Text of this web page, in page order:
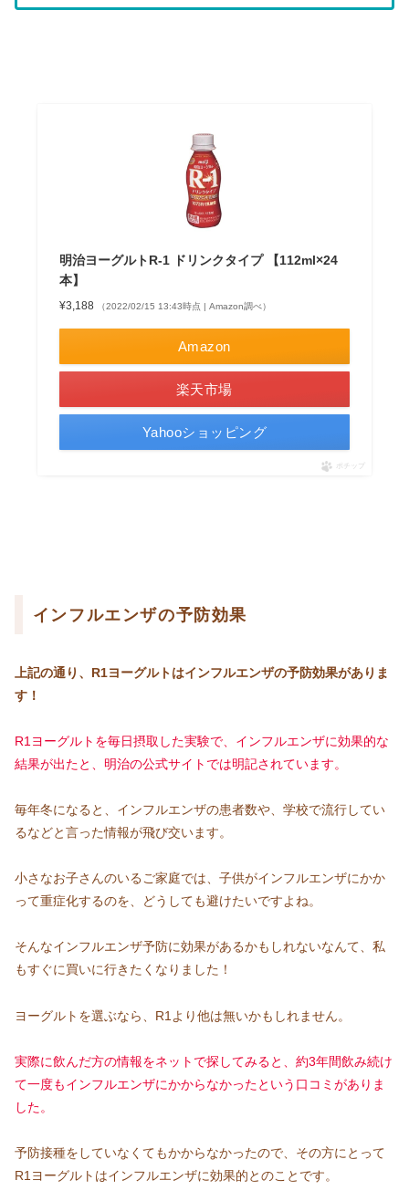
明治ヨーグルトR-1 ドリンクタイプ 【112ml×24
本】
¥3,188 （2022/02/15 13:43時点 | Amazon調べ）
Amazon
楽天市場
Yahooショッピング
ポチップ
インフルエンザの予防効果
上記の通り、R1ヨーグルトはインフルエンザの予防効果がありま
す！
R1ヨーグルトを毎日摂取した実験で、インフルエンザに効果的な
結果が出たと、明治の公式サイトでは明記されています。
毎年冬になると、インフルエンザの患者数や、学校で流行してい
るなどと言った情報が飛び交います。
小さなお子さんのいるご家庭では、子供がインフルエンザにかか
って重症化するのを、どうしても避けたいですよね。
そんなインフルエンザ予防に効果があるかもしれないなんて、私
もすぐに買いに行きたくなりました！
ヨーグルトを選ぶなら、R1より他は無いかもしれません。
実際に飲んだ方の情報をネットで探してみると、約3年間飲み続け
て一度もインフルエンザにかからなかったという口コミがありま
した。
予防接種をしていなくてもかからなかったので、その方にとって
R1ヨーグルトはインフルエンザに効果的とのことです。